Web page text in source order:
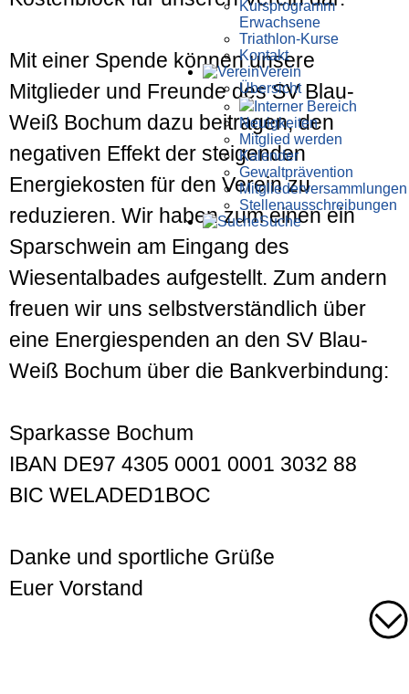
Kursprogramm
Erwachsene
Triathlon-Kurse
Kontakt
Verein
Übersicht
Interner Bereich
Neuigkeiten
Mitglied werden
Kalender
Gewaltprävention
Mitglieder­versammlungen
Stellen­aus­schrei­bungen
Suche
Mit einer Spende können unsere
Mitglieder und Freunde des SV Blau-
Weiß Bochum dazu beitragen, den
negativen Effekt der steigenden
Energiekosten für den Verein zu
reduzieren. Wir haben zum einen ein
Sparschwein am Eingang des
Wiesentalbades aufgestellt. Zum andern
freuen wir uns selbstverständlich über
eine Energiespenden an den SV Blau-
Weiß Bochum über die Bankverbindung:
Sparkasse Bochum
IBAN DE97 4305 0001 0001 3032 88
BIC WELADED1BOC
Danke und sportliche Grüße
Euer Vorstand